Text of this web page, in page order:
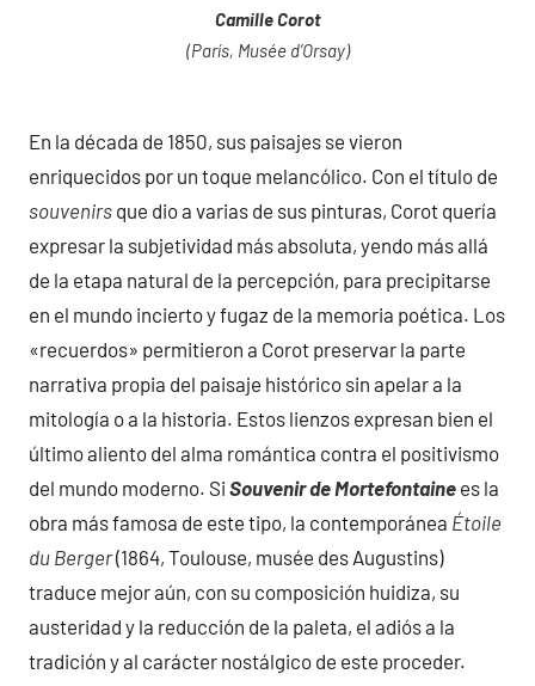
Camille Corot
(París, Musée d’Orsay)
En la década de 1850, sus paisajes se vieron
enriquecidos por un toque melancólico. Con el título de
souvenirs que dio a varias de sus pinturas, Corot quería
expresar la subjetividad más absoluta, yendo más allá
de la etapa natural de la percepción, para precipitarse
en el mundo incierto y fugaz de la memoria poética. Los
«recuerdos» permitieron a Corot preservar la parte
narrativa propia del paisaje histórico sin apelar a la
mitología o a la historia. Estos lienzos expresan bien el
último aliento del alma romántica contra el positivismo
del mundo moderno. Si Souvenir de Mortefontaine es la
obra más famosa de este tipo, la contemporánea Étoile
du Berger(1864, Toulouse, musée des Augustins)
traduce mejor aún, con su composición huidiza, su
austeridad y la reducción de la paleta, el adiós a la
tradición y al carácter nostálgico de este proceder.